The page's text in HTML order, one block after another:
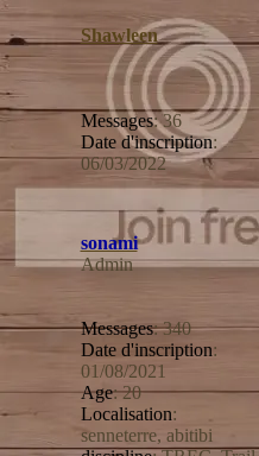
Shawleen
Messages:36
Date d'inscription:
06/03/2022
sonami
Admin
Messages:340
Date d'inscription:
01/08/2021
Age:20
Localisation:
senneterre, abitibi